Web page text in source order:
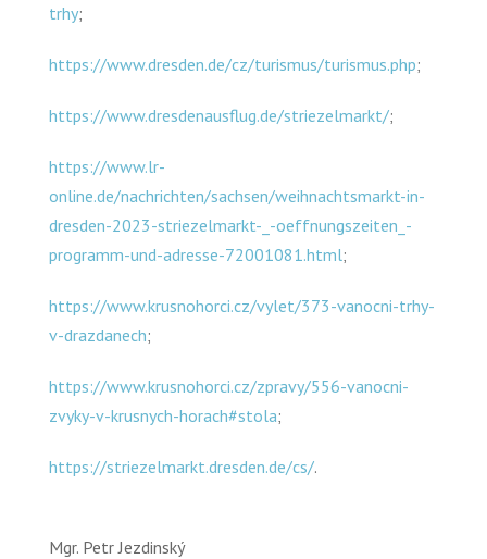
trhy;
https://www.dresden.de/cz/turismus/turismus.php;
https://www.dresdenausflug.de/striezelmarkt/;
https://www.lr-
online.de/nachrichten/sachsen/weihnachtsmarkt-in-
dresden-2023-striezelmarkt-_-oeffnungszeiten_-
programm-und-adresse-72001081.html;
https://www.krusnohorci.cz/vylet/373-vanocni-trhy-
v-drazdanech;
https://www.krusnohorci.cz/zpravy/556-vanocni-
zvyky-v-krusnych-horach#stola;
https://striezelmarkt.dresden.de/cs/.
Mgr. Petr Jezdinský